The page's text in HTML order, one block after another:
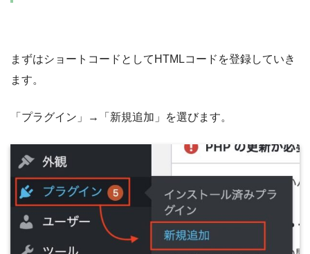
まずはショートコードとしてHTMLコードを登録していき
ます。
「プラグイン」→「新規追加」を選びます。